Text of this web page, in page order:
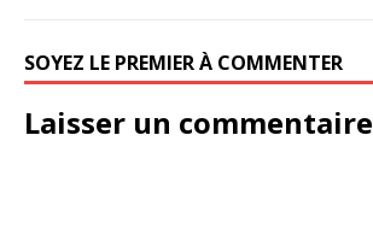
SOYEZ LE PREMIER À COMMENTER
Laisser un commentaire